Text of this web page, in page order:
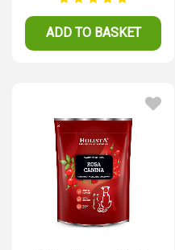
ADD TO BASKET